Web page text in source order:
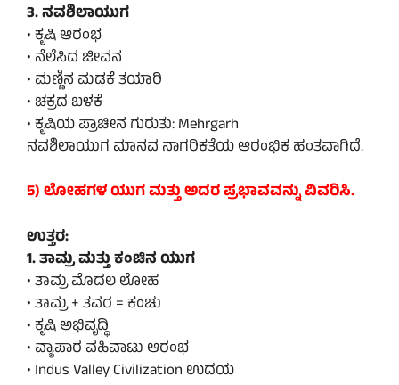
3. ನವಶಿಲಾಯುಗ
• ಕೃಷಿ ಆರಂಭ
• ನೆಲೆಸಿದ ಜೀವನ
• ಮಣ್ಣಿನ ಮಡಕೆ ತಯಾರಿ
• ಚಕ್ರದ ಬಳಕೆ
• ಕೃಷಿಯ ಪ್ರಾಚೀನ ಗುರುತು: Mehrgarh
ನವಶಿಲಾಯುಗ ಮಾನವ ನಾಗರಿಕತೆಯ ಆರಂಭಿಕ ಹಂತವಾಗಿದೆ.
5) ಲೋಹಗಳ ಯುಗ ಮತ್ತು ಅದರ ಪ್ರಭಾವವನ್ನು ವಿವರಿಸಿ.
ಉತ್ತರ:
1. ತಾಮ್ರ ಮತ್ತು ಕಂಚಿನ ಯುಗ
• ತಾಮ್ರ ಮೊದಲ ಲೋಹ
• ತಾಮ್ರ + ತವರ = ಕಂಚು
• ಕೃಷಿ ಅಭಿವೃದ್ಧಿ
• ವ್ಯಾಪಾರ ವಹಿವಾಟು ಆರಂಭ
• Indus Valley Civilization ಉದಯ